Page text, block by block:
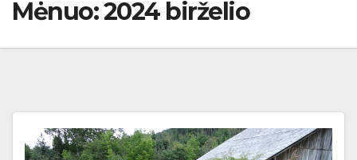
Mėnuo:2024 birželio